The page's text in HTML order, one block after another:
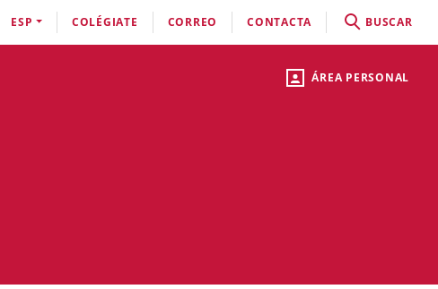
ÁREA PERSONAL
ESP COLÉGIATE CORREO CONTACTA BUSCAR